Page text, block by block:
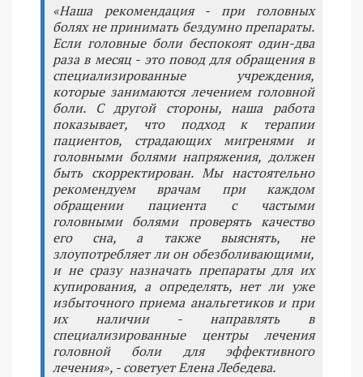
«Наша рекомендация - при головных
болях не принимать бездумно препараты.
Если головные боли беспокоят один-два
раза в месяц - это повод для обращения в
специализированные учреждения,
которые занимаются лечением головной
боли. С другой стороны, наша работа
показывает, что подход к терапии
пациентов, страдающих мигренями и
головными болями напряжения, должен
быть скорректирован. Мы настоятельно
рекомендуем врачам при каждом
обращении пациента с частыми
головными болями проверять качество
его сна, а также выяснять, не
злоупотребляет ли он обезболивающими,
и не сразу назначать препараты для их
купирования, а определять, нет ли уже
избыточного приема анальгетиков и при
их наличии - направлять в
специализированные центры лечения
головной боли для эффективного
лечения», - советует Елена Лебедева.